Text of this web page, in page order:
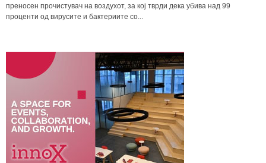
преносен прочистувач на воздухот, за кој тврди дека убива над 99
проценти од вирусите и бактериите со...